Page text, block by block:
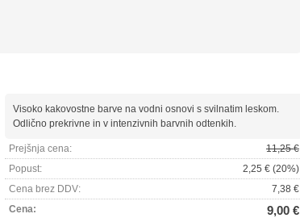
Visoko kakovostne barve na vodni osnovi s svilnatim leskom.
Odlično prekrivne in v intenzivnih barvnih odtenkih.
Prejšnja cena:
11,25 €
Popust:
2,25 € (20%)
Cena brez DDV:
7,38 €
Cena:
9,00 €